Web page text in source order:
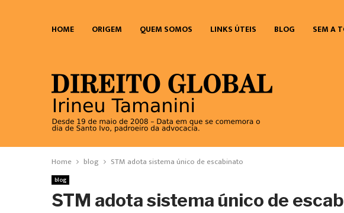
HOME ORIGEM QUEM SOMOS LINKS ÚTEIS BLOG SEM A
Home blog STM adota sistema único de escabinato
blog
STM adota sistema único de